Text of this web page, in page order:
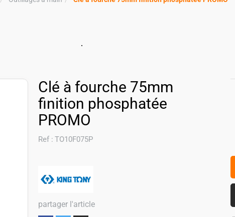
Clé à fourche 75mm
finition phosphatée
PROMO
Ref : TO10F075P
partager l'article